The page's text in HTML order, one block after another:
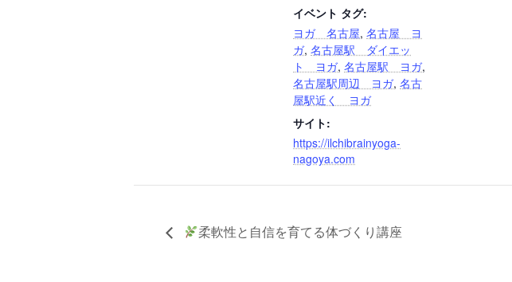
イベント タグ:
ヨガ 名古屋, 名古屋 ヨ
ガ, 名古屋駅 ダイエッ
ト ヨガ, 名古屋駅 ヨガ,
名古屋駅周辺 ヨガ, 名古
屋駅近く ヨガ
サイト:
https://ilchibrainyoga-
nagoya.com
柔軟性と自信を育てる体づくり講座